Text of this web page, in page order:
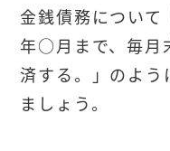
金銭債務につい
年○月まで、毎月
済する。」のよう
ましょう。